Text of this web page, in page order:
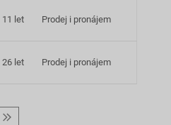
11 let Prodej i pronájem
26 let Prodej i pronájem